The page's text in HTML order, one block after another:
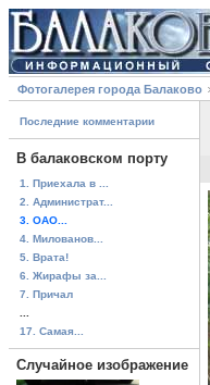
Фотогалерея города Балаково
Последние комментарии
В балаковском порту
1. Приехала в ...
2. Администрат...
3. ОАО...
4. Милованов...
5. Врата!
6. Жирафы за...
7. Причал
17. Самая...
Случайное изображение